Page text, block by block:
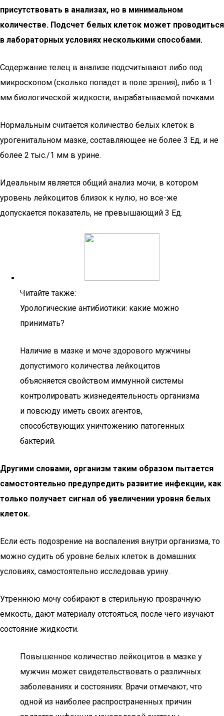
присутствовать в анализах, но в минимальном
количестве. Подсчет белых клеток может проводиться
в лабораторных условиях несколькими способами.
Содержание телец в анализе подсчитывают либо под
микроскопом (сколько попадет в поле зрения), либо в 1
мм биологической жидкости, вырабатываемой почками.
Нормальным считается количество белых клеток в
урогенитальном мазке, составляющее не более 3 Ед, и не
более 2 тыс./1 мм в урине.
Идеальным является общий анализ мочи, в котором
уровень лейкоцитов близок к нулю, но все-же
допускается показатель, не превышающий 3 Ед.
Читайте также:
Урологические антибиотики: какие можно
принимать?
Наличие в мазке и моче здорового мужчины
допустимого количества лейкоцитов
объясняется свойством иммунной системы
контролировать жизнедеятельность организма
и повсюду иметь своих агентов,
способствующих уничтожению патогенных
бактерий.
Другими словами, организм таким образом пытается
самостоятельно предупредить развитие инфекции, как
только получает сигнал об увеличении уровня белых
клеток.
Если есть подозрение на воспаления внутри организма, то
можно судить об уровне белых клеток в домашних
условиях, самостоятельно исследовав урину.
Утреннюю мочу собирают в стерильную прозрачную
емкость, дают материалу отстояться, после чего изучают
состояние жидкости.
Повышенное количество лейкоцитов в мазке у
мужчин может свидетельствовать о различных
заболеваниях и состояниях. Врачи отмечают, что
одной из наиболее распространенных причин